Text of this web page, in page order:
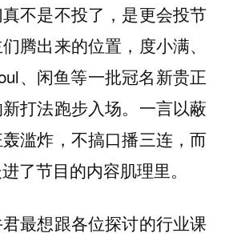
不是不投了，是更会投节
腾出来的位置，度小满、
、闲鱼等一批冠名新贵正
打法跑步入场。一言以蔽
滥炸，不搞口播三连，而
了节目的内容肌理里。
最想跟各位探讨的行业课